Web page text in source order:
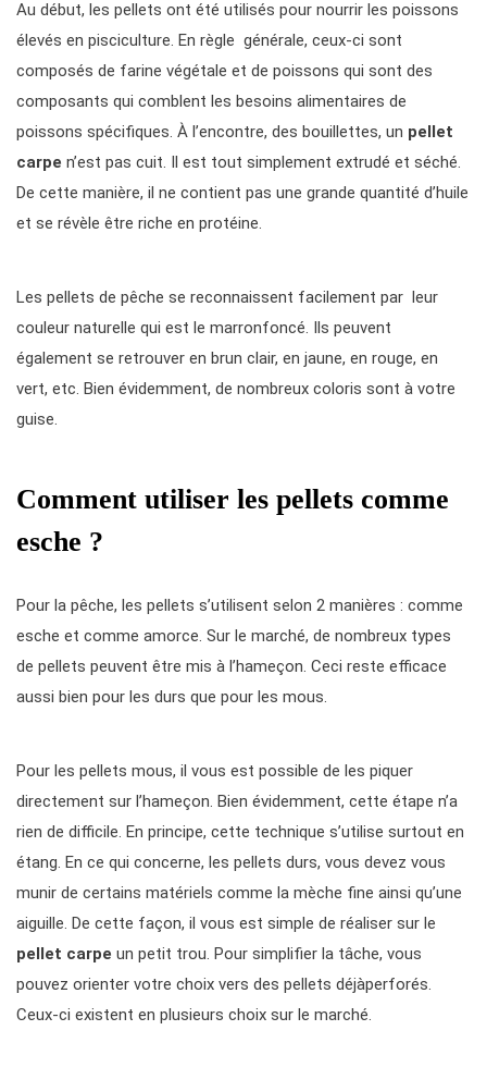
Au début, les pellets ont été utilisés pour nourrir les poissons
élevés en pisciculture. En règle générale, ceux-ci sont
composés de farine végétale et de poissons qui sont des
composants qui comblent les besoins alimentaires de
poissons spécifiques. À l’encontre, des bouillettes, un pellet
carpe n’est pas cuit. Il est tout simplement extrudé et séché.
De cette manière, il ne contient pas une grande quantité d’huile
et se révèle être riche en protéine.
Les pellets de pêche se reconnaissent facilement par leur
couleur naturelle qui est le marronfoncé. Ils peuvent
également se retrouver en brun clair, en jaune, en rouge, en
vert, etc. Bien évidemment, de nombreux coloris sont à votre
guise.
Comment utiliser les pellets comme
esche ?
Pour la pêche, les pellets s’utilisent selon 2 manières : comme
esche et comme amorce. Sur le marché, de nombreux types
de pellets peuvent être mis à l’hameçon. Ceci reste efficace
aussi bien pour les durs que pour les mous.
Pour les pellets mous, il vous est possible de les piquer
directement sur l’hameçon. Bien évidemment, cette étape n’a
rien de difficile. En principe, cette technique s’utilise surtout en
étang. En ce qui concerne, les pellets durs, vous devez vous
munir de certains matériels comme la mèche fine ainsi qu’une
aiguille. De cette façon, il vous est simple de réaliser sur le
pellet carpe un petit trou. Pour simplifier la tâche, vous
pouvez orienter votre choix vers des pellets déjàperforés.
Ceux-ci existent en plusieurs choix sur le marché.